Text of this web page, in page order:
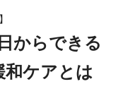
】
からできる
ケアとは